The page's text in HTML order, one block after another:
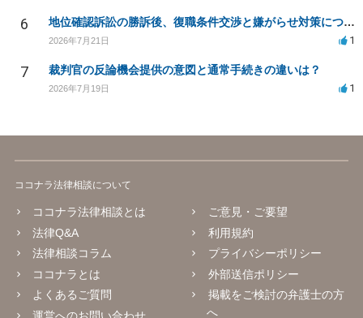
6 地位確認訴訟の勝訴後、復職条件交渉と嫌がらせ対策について
2026年7月21日 1
7 裁判官の反論機会提供の意図と通常手続きの違いは？
2026年7月19日 1
ココナラ法律相談について
ココナラ法律相談とは
法律Q&A
法律相談コラム
ココナラとは
よくあるご質問
運営へのお問い合わせ
ご意見・ご要望
利用規約
プライバシーポリシー
外部送信ポリシー
掲載をご検討の弁護士の方
へ